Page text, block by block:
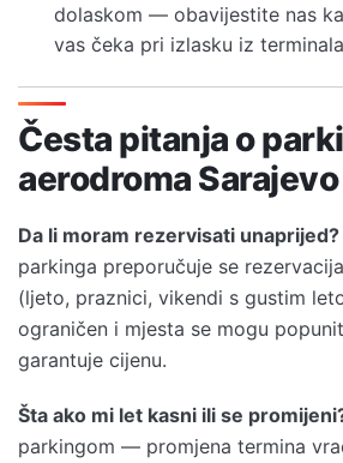
dolaskom — obavijestite nas
vas čeka pri izlasku iz
Česta pitanja o
aerodroma Sarajevo
Da li moram rezervisati unaprijed?
parkinga preporučuje se
(ljeto, praznici, vikendi s gustim
ograničen i mjesta se mogu
garantuje cijenu.
Šta ako mi let kasni ili se
parkingom — promjena termina